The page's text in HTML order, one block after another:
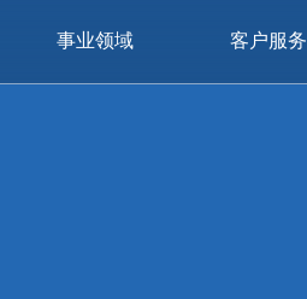
事业领域 客户服务